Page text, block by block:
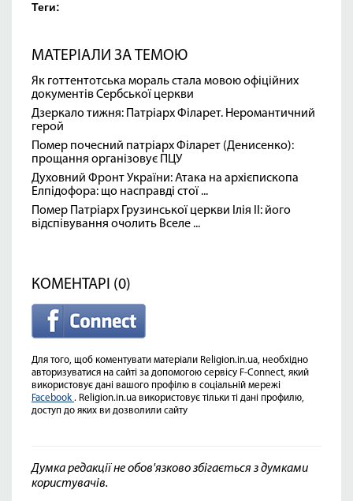
Теги:
МАТЕРІАЛИ ЗА ТЕМОЮ
Як готтентотська мораль стала мовою офіційних
документів Сербської церкви
Дзеркало тижня: Патріарх Філарет. Неромантичний
герой
Помер почесний патріарх Філарет (Денисенко):
прощання організовує ПЦУ
Духовний Фронт України: Атака на архієпископа
Елпідофора: що насправді стої ...
Помер Патріарх Грузинської церкви Ілія II: його
відспівування очолить Вселе ...
КОМЕНТАРІ (0)
Для того, щоб коментувати матеріали Religion.in.ua, необхідно
авторизуватися на сайті за допомогою сервісу F-Connect, який
використовує дані вашого профілю в соціальній мережі
Facebook . Religion.in.ua використовує тільки ті дані профилю,
доступ до яких ви дозволили сайту
Думка редакції не обов'язково збігається з думками
користувачів.